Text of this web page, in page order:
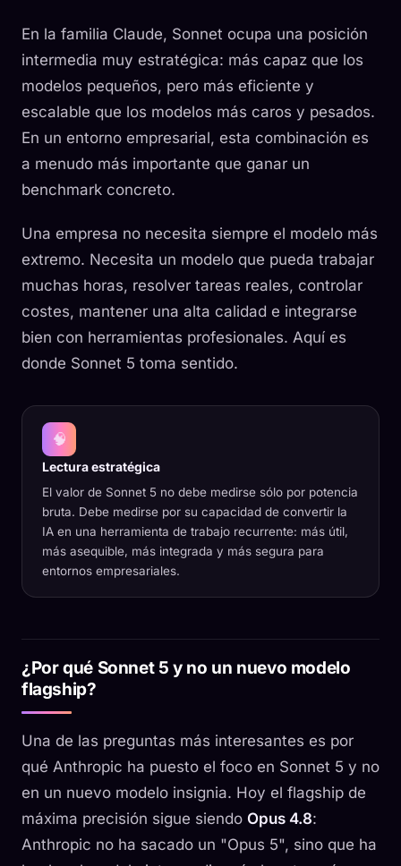
En la familia Claude, Sonnet ocupa una posición
intermedia muy estratégica: más capaz que los
modelos pequeños, pero más eficiente y
escalable que los modelos más caros y pesados.
En un entorno empresarial, esta combinación es
a menudo más importante que ganar un
benchmark concreto.
Una empresa no necesita siempre el modelo más
extremo. Necesita un modelo que pueda trabajar
muchas horas, resolver tareas reales, controlar
costes, mantener una alta calidad e integrarse
bien con herramientas profesionales. Aquí es
donde Sonnet 5 toma sentido.
🧠
Lectura estratégica
El valor de Sonnet 5 no debe medirse sólo por potencia
bruta. Debe medirse por su capacidad de convertir la
IA en una herramienta de trabajo recurrente: más útil,
más asequible, más integrada y más segura para
entornos empresariales.
¿Por qué Sonnet 5 y no un nuevo modelo
flagship?
Una de las preguntas más interesantes es por
qué Anthropic ha puesto el foco en Sonnet 5 y no
en un nuevo modelo insignia. Hoy el flagship de
máxima precisión sigue siendo Opus 4.8:
Anthropic no ha sacado un "Opus 5", sino que ha